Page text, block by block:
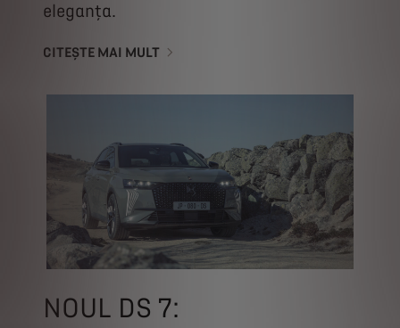
eleganța.
CITEȘTE MAI MULT
NOUL DS 7: